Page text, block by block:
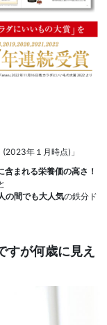
年１月時点)」
含まれる栄養価の高さ！
の間でも大人気の鉄分ド
すが何歳に見え